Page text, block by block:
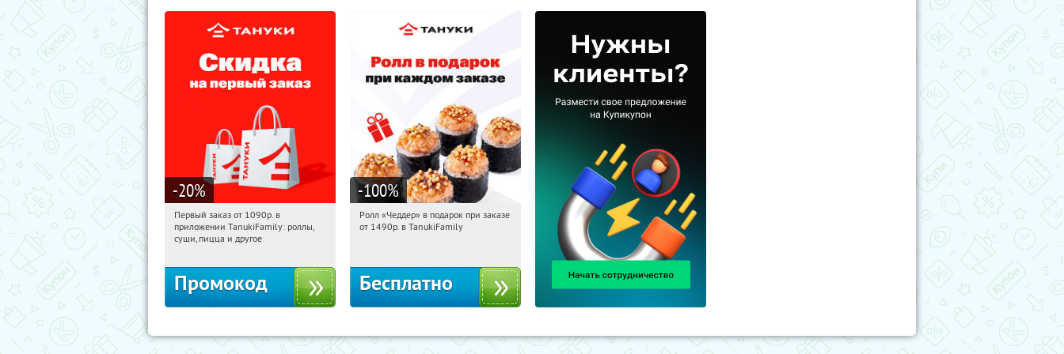
-20%
12:47:37 Получили:
Россия
Первый заказ от 1090р. в
приложении TanukiFamily: роллы,
суши, пицца и другое
Промокод
-100%
12:47:37 Получили:108
Ролл «Чеддер» в подарок при заказе
от 1490р. в TanukiFamily
Бесплатно